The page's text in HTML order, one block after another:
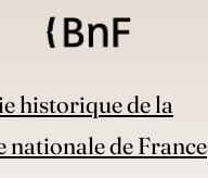
historique de la
nationale de France